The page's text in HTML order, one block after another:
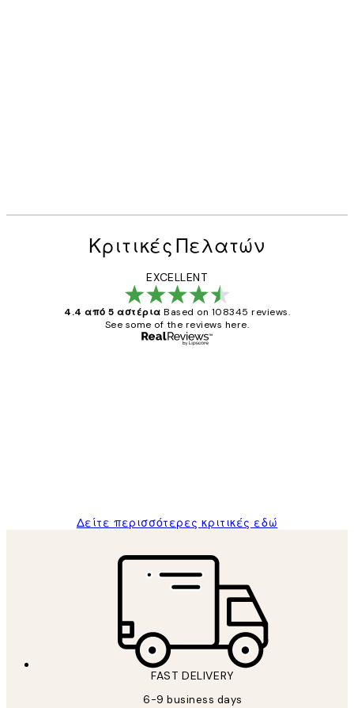
Κριτικές Πελατών
EXCELLENT
4.4 από 5 αστέρια Based on 108345 reviews.
See some of the reviews here.
Δείτε περισσότερες κριτικές εδώ
FAST DELIVERY
6-9 business days